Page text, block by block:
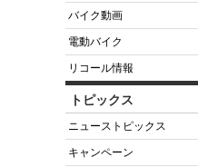
バイク動画
電動バイク
リコール情報
トピックス
ニューストピックス
キャンペーン